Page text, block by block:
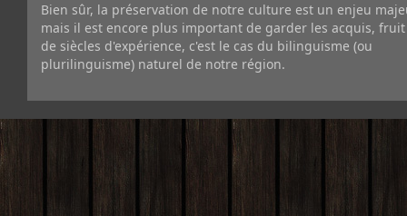
Bien sûr, la préservation de notre culture est un enjeu
mais il est encore plus important de garder les acquis, fruit
de siècles d'expérience, c'est le cas du bilinguisme (ou
plurilinguisme) naturel de notre région.